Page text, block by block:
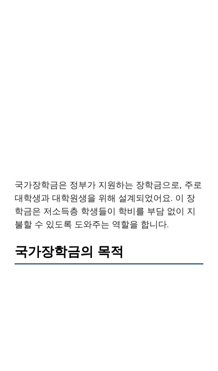
국가장학금은 정부가 지원하는 장학금으로, 주로
대학생과 대학원생을 위해 설계되었어요. 이 장
학금은 저소득층 학생들이 학비를 부담 없이 지
불할 수 있도록 도와주는 역할을 합니다.
국가장학금의 목적